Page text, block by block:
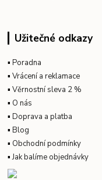
Užitečné odkazy
▪Poradna
▪Vrácení a reklamace
▪Věrnostní sleva 2 %
▪ O nás
▪Doprava a platba
▪Blog
▪ Obchodní podmínky
▪Jak balíme objednávky